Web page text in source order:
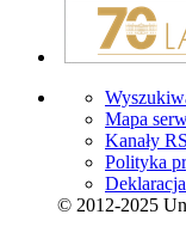
Mapa
Kanały
Polityka
© 2012-2025